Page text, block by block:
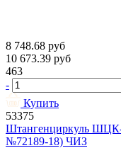
8 748.68 руб
10 673.39 руб
463
-
Купить
53375
Штангенциркуль
№72189-18) ЧИЗ